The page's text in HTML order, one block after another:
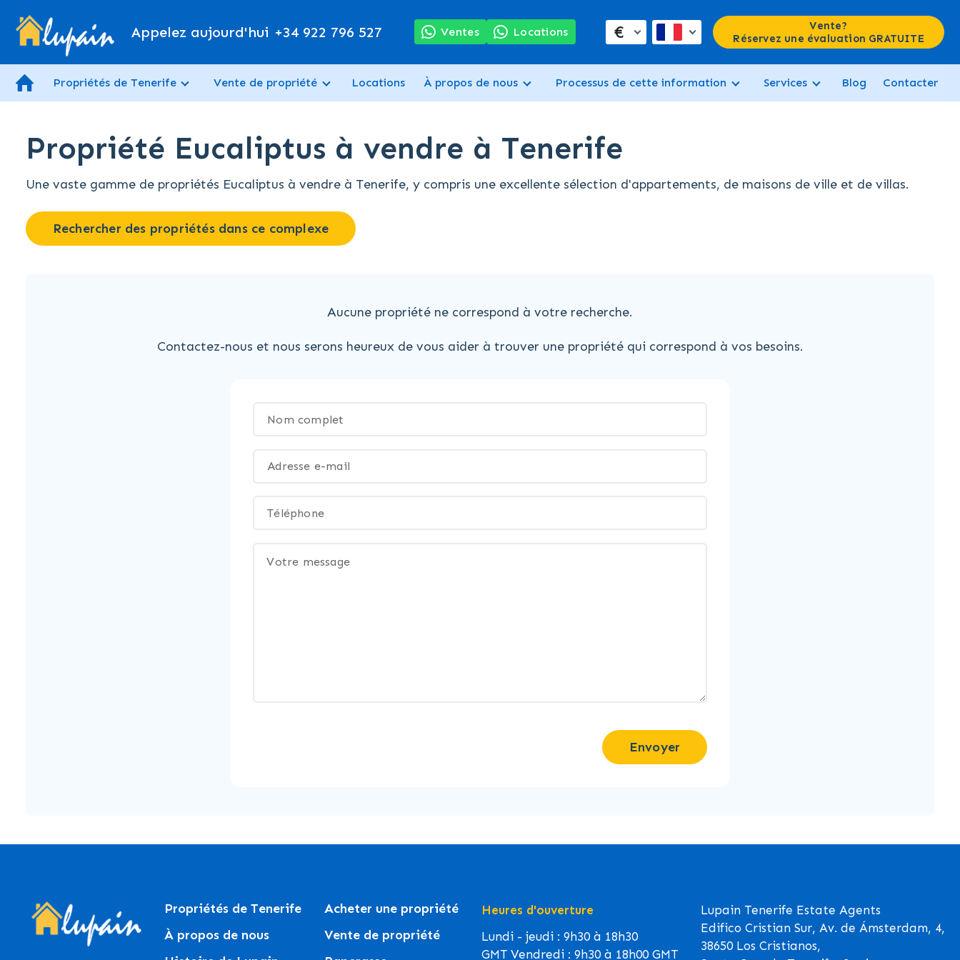
Appelez aujourd'hui +34 922 796 527 Ventes Locations €
Vente?
Réservez une évaluation GRATUITE
Propriétés de Tenerife Vente de propriété Locations À propos de nous Processus de cette information Services Blog Contacter
Propriété Eucaliptus à vendre à Tenerife
Une vaste gamme de propriétés Eucaliptus à vendre à Tenerife, y compris une excellente sélection d'appartements, de maisons de ville et de villas.
Rechercher des propriétés dans ce complexe
Aucune propriété ne correspond à votre recherche.
Contactez-nous et nous serons heureux de vous aider à trouver une propriété qui correspond à vos besoins.
Envoyer
Propriétés de Tenerife
À propos de nous
Acheter une propriété
Vente de propriété
Heures d'ouverture
Lundi - jeudi : 9h30 à 18h30
GMT Vendredi : 9h30 à 18h00 GMT
Lupain Tenerife Estate Agents
Edifico Cristian Sur, Av. de Ámsterdam, 4,
38650 Los Cristianos,